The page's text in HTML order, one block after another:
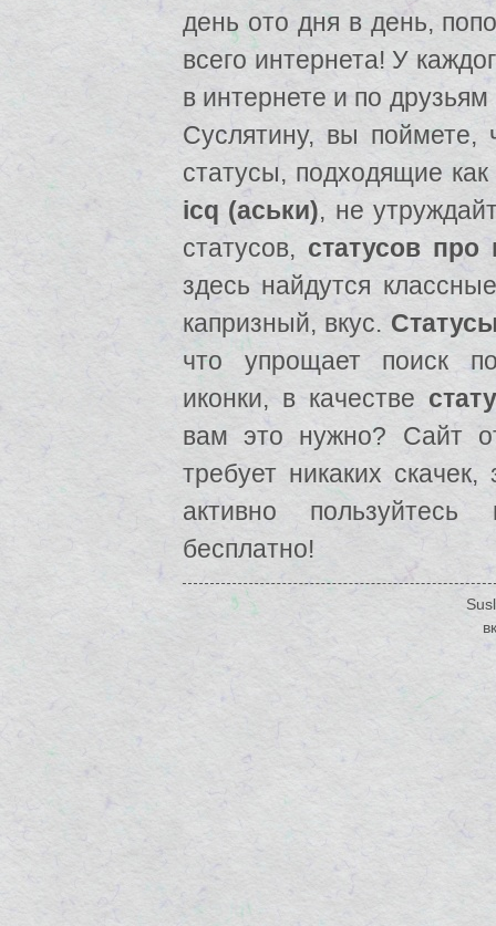
день ото дня в день,
всего интернета! У
в интернете и по друзьям
Суслятину, вы
статусы, подходящие
icq (аськи), не
статусов, статусов про
здесь найдутся
капризный, вкус.
что упрощает поиск
иконки, в качестве
вам это нужно? Сайт
требует никаких
активно
бесплатно!